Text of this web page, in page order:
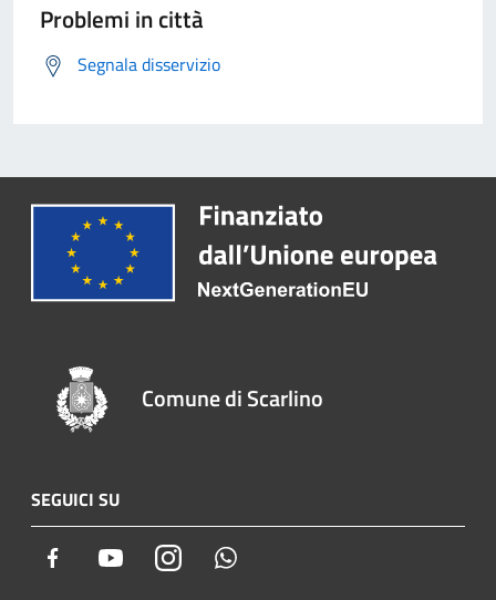
Problemi in città
Segnala disservizio
Comune di Scarlino
SEGUICI SU
Facebook YoutubeInstagram